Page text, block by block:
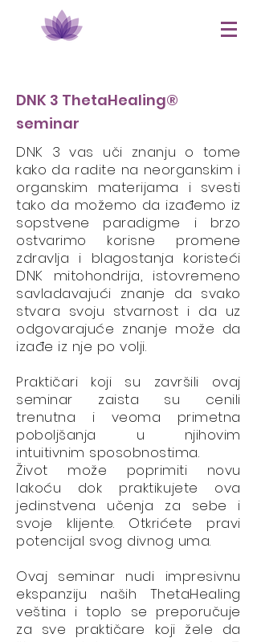
DNK 3 ThetaHealing®
seminar
DNK 3 vas uči znanju o tome
kako da radite na neorganskim i
organskim materijama i svesti
tako da možemo da izađemo iz
sopstvene paradigme i brzo
ostvarimo korisne promene
zdravlja i blagostanja koristeći
DNK mitohondrija, istovremeno
savladavajući znanje da svako
stvara svoju stvarnost i da uz
odgovarajuće znanje može da
izađe iz nje po volji.
Praktičari koji su završili ovaj
seminar zaista su cenili
trenutna i veoma primetna
poboljšanja u njihovim
intuitivnim sposobnostima.
Život može poprimiti novu
lakoću dok praktikujete ova
jedinstvena učenja za sebe i
svoje klijente. Otkrićete pravi
potencijal svog divnog uma.
Ovaj seminar nudi impresivnu
ekspanziju naših ThetaHealing
veština i toplo se preporučuje
za sve praktičare koji žele da